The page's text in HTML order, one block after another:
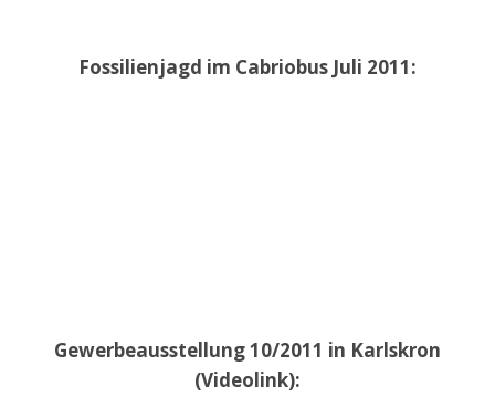
Fossilienjagd im Cabriobus Juli 2011:
Gewerbeausstellung 10/2011 in Karlskron
(Videolink):